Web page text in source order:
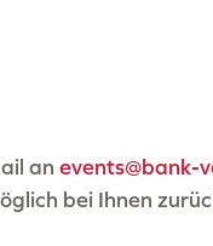
an events@bank-
bei Ihnen